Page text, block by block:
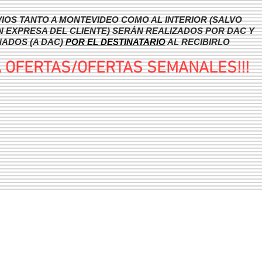
TANTO A MONTEVIDEO COMO AL INTERIOR (SALVO
EXPRESA DEL CLIENTE) SERÁN REALIZADOS POR DAC Y
(A DAC)POR EL DESTINATARIOAL RECIBIRLO
OFERTAS/OFERTAS SEMANALES!!!
NOVEDADES NOSOTROS